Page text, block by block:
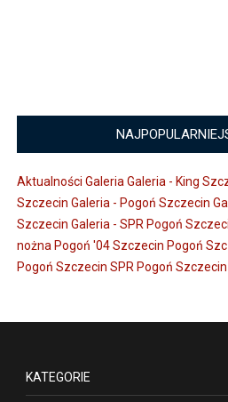
Aktualności Galeria Galeria - King
Szczecin Galeria - Pogoń Szczecin
Szczecin Galeria - SPR Pogoń
nożna Pogoń '04 Szczecin Pogoń
Pogoń Szczecin SPR Pogoń Szczecin
KATEGORIE